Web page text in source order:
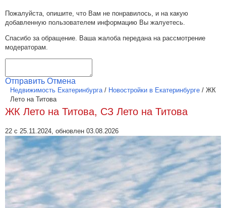
Пожалуйста, опишите, что Вам не понравилось, и на какую
добавленную пользователем информацию Вы жалуетесь.
Спасибо за обращение. Ваша жалоба передана на рассмотрение
модераторам.
Отправить Отмена
Недвижимость Екатеринбурга/ Новостройки в Екатеринбурге / ЖК
Лето на Титова
ЖК Лето на Титова, СЗ Лето на Титова
22 с 25.11.2024, обновлен 03.08.2026